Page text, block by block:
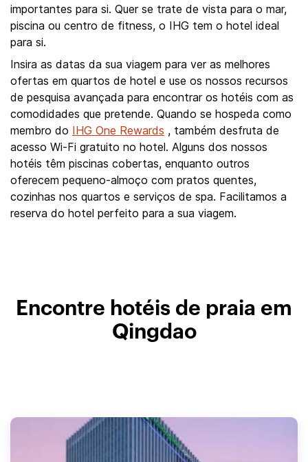
importantes para si. Quer se trate de vista para o mar,
piscina ou centro de fitness, o IHG tem o hotel ideal
para si.
Insira as datas da sua viagem para ver as melhores
ofertas em quartos de hotel e use os nossos recursos
de pesquisa avançada para encontrar os hotéis com as
comodidades que pretende. Quando se hospeda como
membro do IHG One Rewards , também desfruta de
acesso Wi-Fi gratuito no hotel. Alguns dos nossos
hotéis têm piscinas cobertas, enquanto outros
oferecem pequeno-almoço com pratos quentes,
cozinhas nos quartos e serviços de spa. Facilitamos a
reserva do hotel perfeito para a sua viagem.
Encontre hotéis de praia em
Qingdao